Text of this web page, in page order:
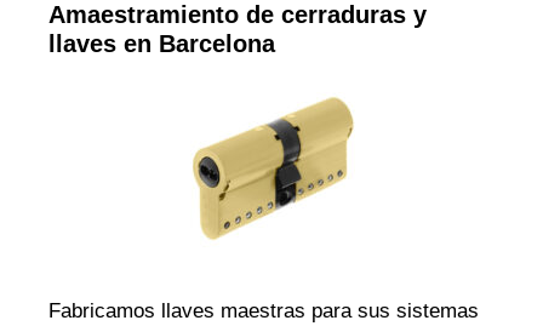
Amaestramiento de cerraduras y
llaves en Barcelona
Fabricamos llaves maestras para sus sistemas